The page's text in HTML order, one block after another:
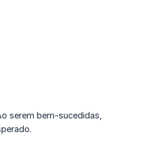
serem bem-sucedidas,